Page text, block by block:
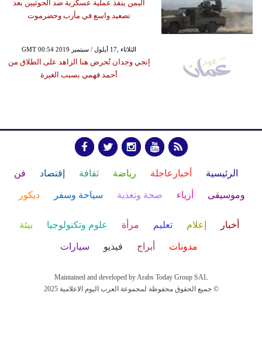
اليمن ينفذ عملية عسكرية ضد الحوثيين بعد
تصعيد واسع في مأرب وحضرموت
GMT 00:54 2019 الثلاثاء ,17 أيلول / سبتمبر
إنجي وجدان تُحرض هنا الزاهد على الطلاق من
أحمد فهمي بسبب الغيرة
الرئيسية أخبارعاجلة رياضة ثقافة إقتصاد فن
وموسيقى أزياء صحة وتغذية سياحة وسفر ديكور
أخبار إعلام تعليم مرأة علوم وتكنولوجيا بيئة
مدونات أبراج فيديو سيارات
Maintained and developed by Arabs Today Group SAL
جميع الحقوق محفوظة لمجموعة العرب اليوم الاعلامية 2025 ©